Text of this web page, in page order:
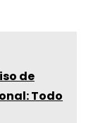
de
Todo